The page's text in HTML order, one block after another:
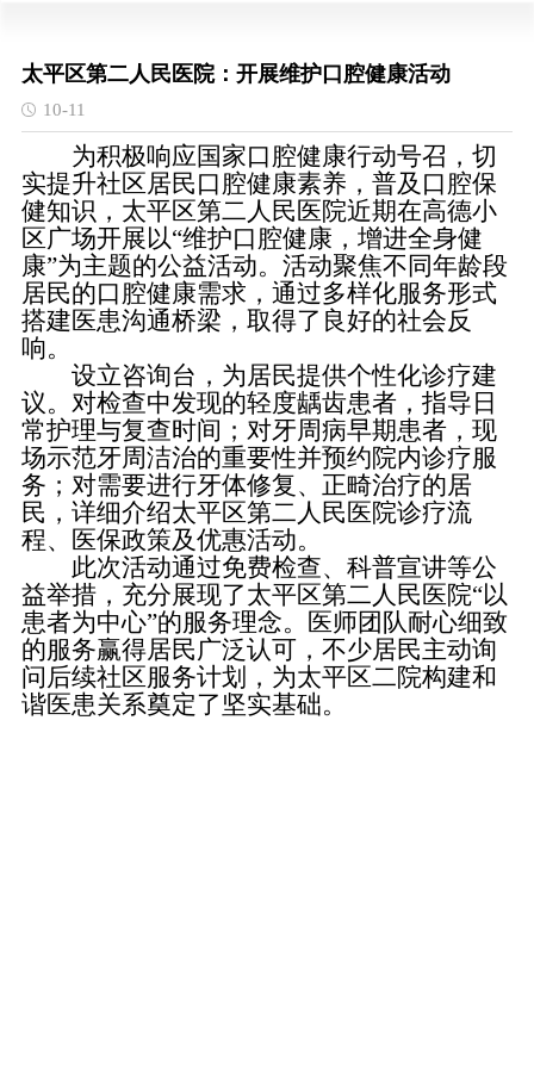
太平区第二人民医院：开展维护口腔健康活动
10-11
为积极响应国家口腔健康行动号召，切
实提升社区居民口腔健康素养，普及口腔保
健知识，太平区第二人民医院近期在高德小
区广场开展以“维护口腔健康，增进全身健
康”为主题的公益活动。活动聚焦不同年龄段
居民的口腔健康需求，通过多样化服务形式
搭建医患沟通桥梁，取得了良好的社会反
响。
设立咨询台，为居民提供个性化诊疗建
议。对检查中发现的轻度龋齿患者，指导日
常护理与复查时间；对牙周病早期患者，现
场示范牙周洁治的重要性并预约院内诊疗服
务；对需要进行牙体修复、正畸治疗的居
民，详细介绍太平区第二人民医院诊疗流
程、医保政策及优惠活动。
此次活动通过免费检查、科普宣讲等公
益举措，充分展现了太平区第二人民医院“以
患者为中心”的服务理念。医师团队耐心细致
的服务赢得居民广泛认可，不少居民主动询
问后续社区服务计划，为太平区二院构建和
谐医患关系奠定了坚实基础。